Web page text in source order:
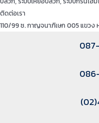
ติดต่อเรา
110/99 ซ. กาญจนาภิเษก 005 แขวง